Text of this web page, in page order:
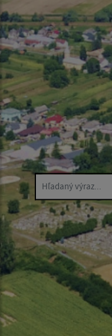
Hľadaný výraz...